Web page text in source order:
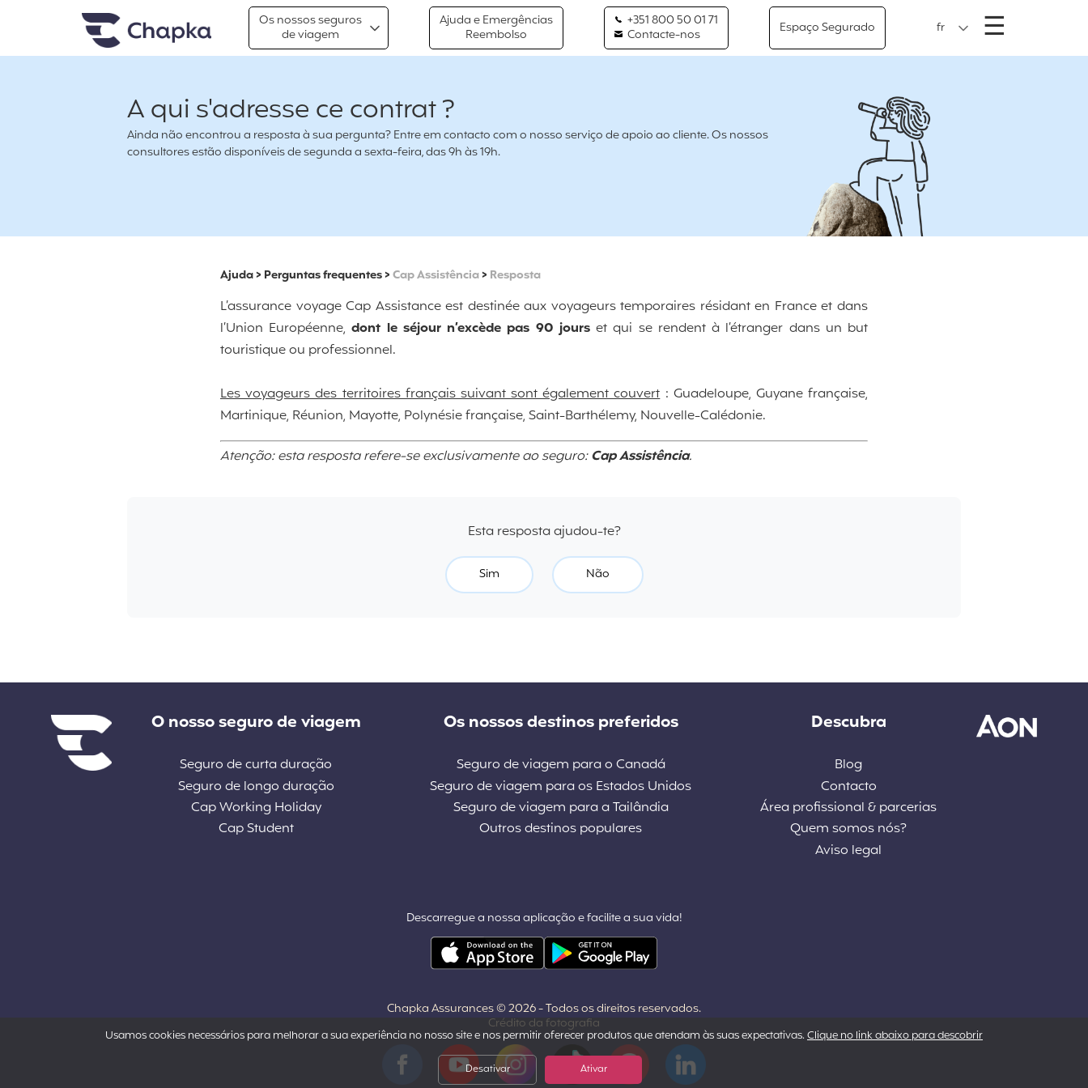
Chapka Seguro ViagemOs nossos seguros
de viagem
Ajuda e Emergências
Reembolso
+351 800 50 01 71
Contacte-nos
Espaço Segurado fr ☰
A qui s'adresse ce contrat ?
Ainda não encontrou a resposta à sua pergunta? Entre em contacto com o nosso serviço de apoio ao cliente. Os nossos
consultores estão disponíveis de segunda a sexta-feira, das 9h às 19h.
Ajuda> Perguntas frequentes>Cap Assistência> Resposta
L’assurance voyage Cap Assistance est destinée aux voyageurs temporaires résidant en France et dans
l’Union Européenne,dont le séjour n’excède pas 90 jourset qui se rendent à l’étranger dans un but
touristique ou professionnel.
Les voyageurs des territoires français suivant sont également couvert: Guadeloupe, Guyane française,
Martinique, Réunion, Mayotte, Polynésie française, Saint-Barthélemy, Nouvelle-Calédonie.
Atenção: esta resposta refere-se exclusivamente ao seguro:Cap Assistência.
Esta resposta ajudou-te?
Sim Não
Liens divers O nosso seguro de viagem
Seguro de curta duração
Seguro de longo duração
Cap Working Holiday
Cap Student
Os nossos destinos preferidos
Seguro de viagem para o Canadá
Seguro de viagem para os Estados Unidos
Seguro de viagem para a Tailândia
Outros destinos populares
Descubra
Blog
Contacto
Área profissional & parcerias
Quem somos nós?
Aviso legal
Descarregue a nossa aplicação e facilite a sua vida!
Chapka Assurances © 2026- Todos os direitos reservados.
Crédito da fotografia
Powered by Aon
YouTube Instagram Tiktok Pinterest LinkedIn
Usamos cookies necessários para melhorar a sua experiência no nosso site e nos permitir oferecer produtos que atendam às suas expectativas. Clique no link abaixo para descobrir
Desativar Ativar